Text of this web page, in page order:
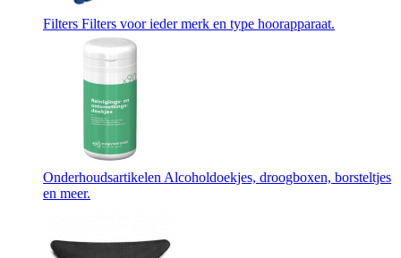
Filters Filters voor ieder merk en type hoorapparaat.
Onderhoudsartikelen Alcoholdoekjes, droogboxen, borsteltjes
en meer.